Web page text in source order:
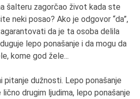
šalteru zagorčao život kada ste
neki posao? Ako je odgovor “da”,
da je ta osoba delila
lepo ponašanje i da mogu da
kome god žele...
pitanje dužnosti. Lepo ponašanje
drugim ljudima, lepo ponašanje